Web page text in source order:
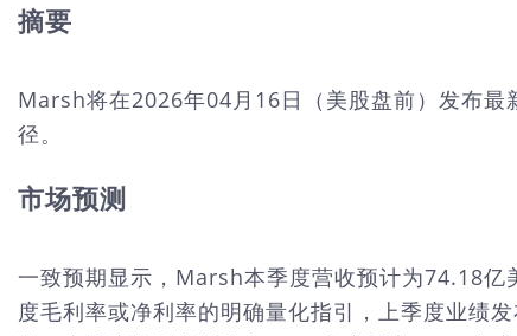
摘要
Marsh将在2026年04月16日（美股盘前）发布最
径。
市场预测
一致预期显示，Marsh本季度营收预计为74.18
度毛利率或净利率的明确量化指引，上季度业绩